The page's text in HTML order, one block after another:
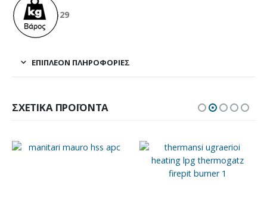
29
ΕΠΙΠΛΈΟΝ ΠΛΗΡΟΦΟΡΊΕΣ
ΣΧΕΤΙΚΆ ΠΡΟΪΌΝΤΑ